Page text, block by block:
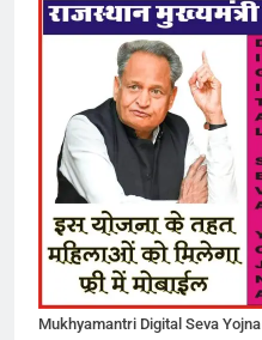
Mukhyamantri Digital Seva Yojna